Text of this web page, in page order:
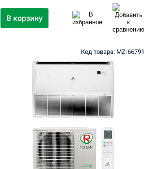
В корзину
Код товара: MZ-66791